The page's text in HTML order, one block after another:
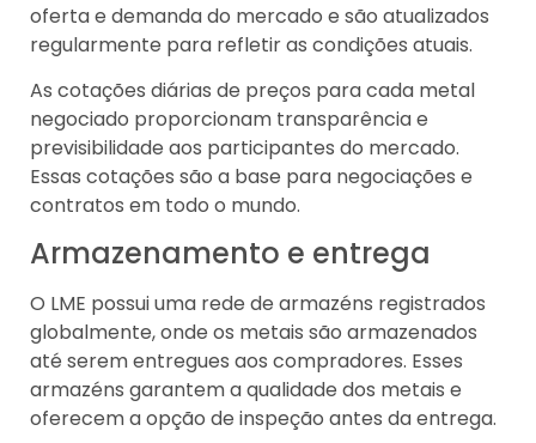
oferta e demanda do mercado e são atualizados
regularmente para refletir as condições atuais.
As cotações diárias de preços para cada metal
negociado proporcionam transparência e
previsibilidade aos participantes do mercado.
Essas cotações são a base para negociações e
contratos em todo o mundo.
Armazenamento e entrega
O LME possui uma rede de armazéns registrados
globalmente, onde os metais são armazenados
até serem entregues aos compradores. Esses
armazéns garantem a qualidade dos metais e
oferecem a opção de inspeção antes da entrega.